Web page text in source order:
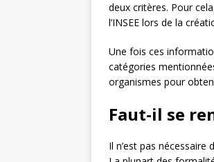
deux critères. Pour
l’INSEE lors de la
Une fois ces
catégories
organismes pour
Faut-il se
Il n’est pas